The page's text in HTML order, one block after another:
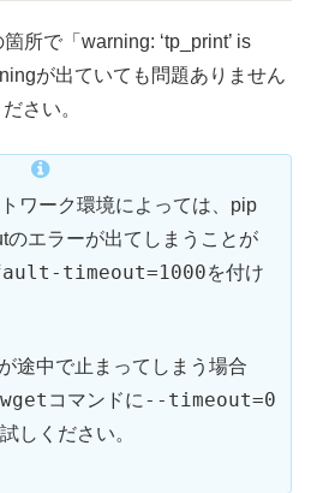
所で「warning: ‘tp_print’ is
が出ていても問題ありません
さい。
ワーク環境によっては、pip
のエラーが出てしまうことが
timeout=1000を付け
が途中で止まってしまう場合
wget コマンドに --timeout=0
しください。